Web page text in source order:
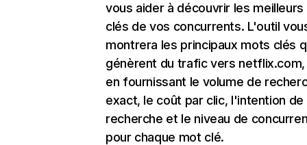
vous aider à découvrir les
clés de vos concurrents. L'outil
montrera les principaux mots clés
génèrent du trafic vers
en fournissant le volume de
exact, le coût par clic, l'intention de
recherche et le niveau de
pour chaque mot clé.